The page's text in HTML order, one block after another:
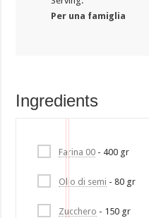
Per una famiglia
Ingredients
Farina 00 - 400 gr
Olio di semi - 80 gr
Zucchero - 150 gr